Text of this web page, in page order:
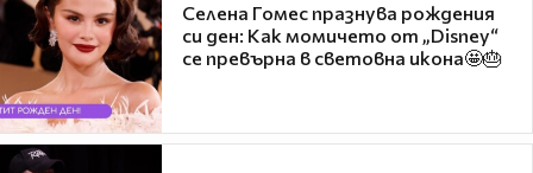
Селена Гомес празнува рождения
си ден: Как момичето от „Disney“
се превърна в световна икона🤩🎂